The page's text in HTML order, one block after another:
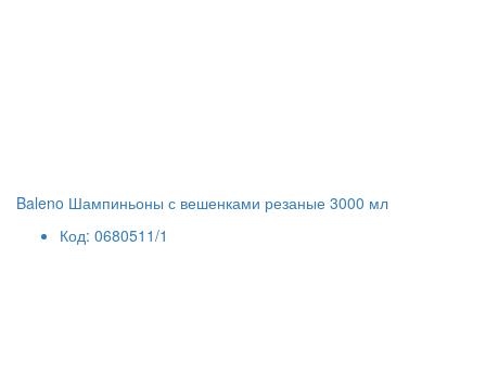
Baleno Шампиньоны с вешенками резаные 3000 мл
Код: 0680511/1